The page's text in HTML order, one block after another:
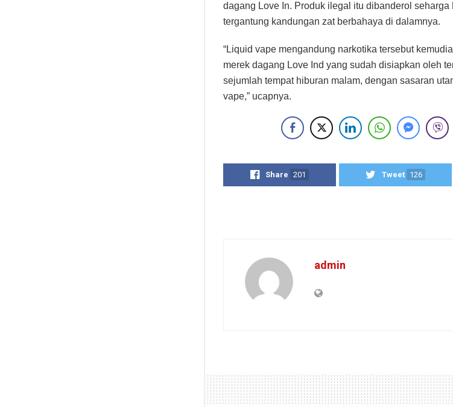
dagang Love In. Produk ilegal itu dibanderol seharga
tergantung kandungan zat berbahaya di dalamnya.
“Liquid vape mengandung narkotika tersebut
merek dagang Love Ind yang sudah disiapkan oleh
sejumlah tempat hiburan malam, dengan sasaran
vape,” ucapnya.
Share 201 Tweet 126
admin